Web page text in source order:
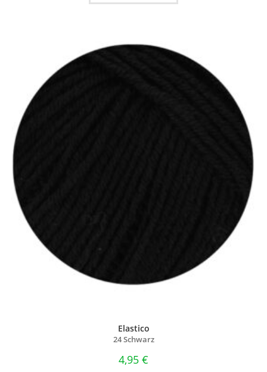
Elastico
24 Schwarz
4,95 €